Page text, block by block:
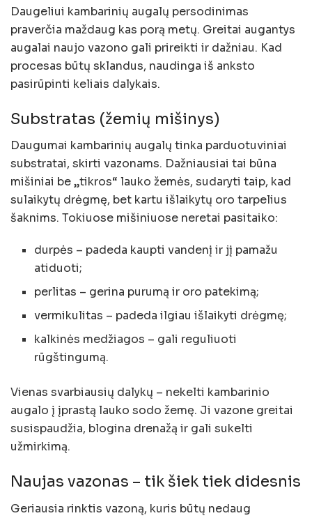
Daugeliui kambarinių augalų persodinimas
praverčia maždaug kas porą metų. Greitai augantys
augalai naujo vazono gali prireikti ir dažniau. Kad
procesas būtų sklandus, naudinga iš anksto
pasirūpinti keliais dalykais.
Substratas (žemių mišinys)
Daugumai kambarinių augalų tinka parduotuviniai
substratai, skirti vazonams. Dažniausiai tai būna
mišiniai be „tikros“ lauko žemės, sudaryti taip, kad
sulaikytų drėgmę, bet kartu išlaikytų oro tarpelius
šaknims. Tokiuose mišiniuose neretai pasitaiko:
durpės – padeda kaupti vandenį ir jį pamažu
atiduoti;
perlitas – gerina purumą ir oro patekimą;
vermikulitas – padeda ilgiau išlaikyti drėgmę;
kalkinės medžiagos – gali reguliuoti
rūgštingumą.
Vienas svarbiausių dalykų – nekelti kambarinio
augalo į įprastą lauko sodo žemę. Ji vazone greitai
susispaudžia, blogina drenažą ir gali sukelti
užmirkimą.
Naujas vazonas – tik šiek tiek didesnis
Geriausia rinktis vazoną, kuris būtų nedaug